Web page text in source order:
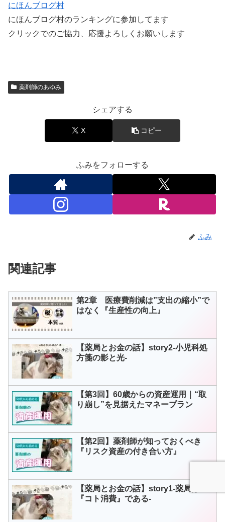
にほんブログ村
にほんブログ村のランキングに参加してます
クリックでのご協力、応援よろしくお願いします
薬剤師のあゆみ
シェアする
X コピー
ふみをフォローする
ふみ
関連記事
第2章 医療費削減は”支出の縮小”で
はなく『生産性の向上』
【薬局とお金の話】story2-小児科処
方箋の影と光-
【第3回】60歳からの資産運用｜“取
り崩し”を見据えたマネープラン
【第2回】薬剤師が知っておくべき
『リスク資産の付き合い方』
【薬局とお金の話】story1-薬局は
『コト消費』である-